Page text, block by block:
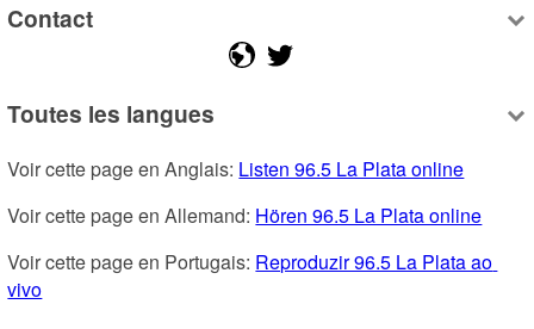
Contact
Toutes les langues
Voir cette page en Anglais: Listen 96.5 La Plata online
Voir cette page en Allemand: Hören 96.5 La Plata online
Voir cette page en Portugais: Reproduzir 96.5 La Plata ao
vivo